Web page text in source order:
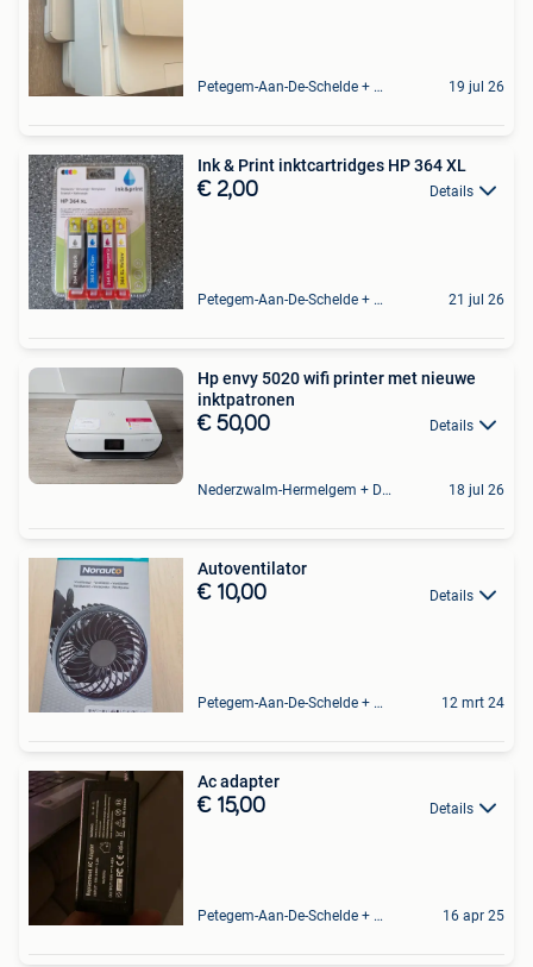
Petegem-Aan-De-Schelde + Deel Van Oudenaarde 19 jul 26
Ink & Print inktcartridges HP 364 XL
€ 2,00 Details
Petegem-Aan-De-Schelde + Deel Van Oudenaarde 21 jul 26
Hp envy 5020 wifi printer met nieuwe
inktpatronen
€ 50,00 Details
Nederzwalm-Hermelgem + Deel Oudenaarde En Zingem 18 jul 26
Autoventilator
€ 10,00 Details
Petegem-Aan-De-Schelde + Deel Van Oudenaarde 12 mrt 24
Ac adapter
€ 15,00 Details
Petegem-Aan-De-Schelde + Deel Van Oudenaarde 16 apr 25